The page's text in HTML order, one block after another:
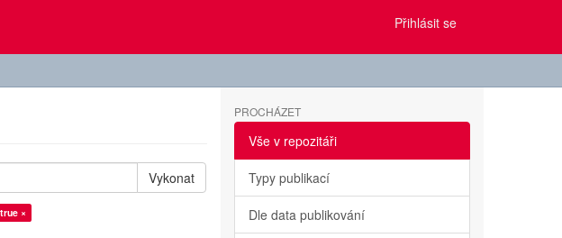
Přihlásit se
Vykonat
×
PROCHÁZET
Vše v repozitáři
Typy publikací
Dle data publikování